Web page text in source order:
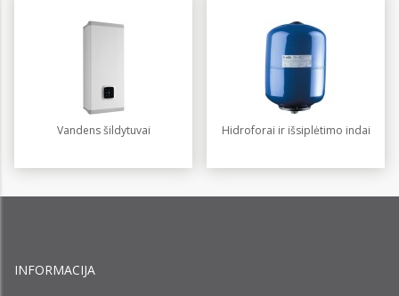
Vandens šildytuvai Hidroforai ir išsiplėtimo indai
INFORMACIJA